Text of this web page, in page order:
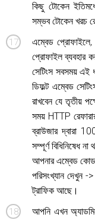
কিছু টোকেন
সম্ভব টোকেন খরচ
এম্বেড
প্রোফাইল ব্যবহার
সেটিংস সবসময় এই
ডিফল্ট এম্বেড
রাখবেন যে তৃতীয়
সময় HTTP
ব্রাউজার দ্বারা
সম্পূর্ণ বিধিনিষেধ
আপনার এম্বেড কোড
পরিসংখ্যান দেখুন -
ট্রাফিক আছে।
আপনি এখন অ্যাডমিন